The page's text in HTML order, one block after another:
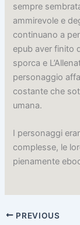
sempre
ammirevole e
continuano a
epub aver finito
sporca e
personaggio
costante che
umana.
I personaggi
complesse, le
pienamente
PREVIOUS